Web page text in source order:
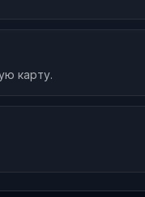
карту.